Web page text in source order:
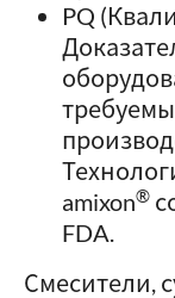
PQ
amixon®
FDA.
Смесители,